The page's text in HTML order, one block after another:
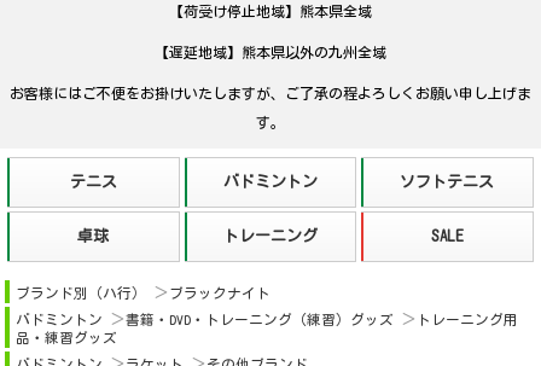
【荷受け停止地域】熊本県全域
【遅延地域】熊本県以外の九州全域
お客様にはご不便をお掛けいたしますが、ご了承の程よろしくお願い申し上げま
す。
ブランド別（ハ行）
ブラックナイト
バドミントン
書籍・DVD・トレーニング（練習）グッズ
トレーニング用
品・練習グッズ